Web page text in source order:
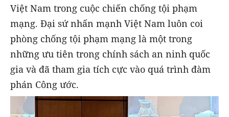
Việt Nam trong cuộc chiến chống tội phạm
mạng. Đại sứ nhấn mạnh Việt Nam luôn coi
phòng chống tội phạm mạng là một trong
những ưu tiên trong chính sách an ninh quốc
gia và đã tham gia tích cực vào quá trình đàm
phán Công ước.